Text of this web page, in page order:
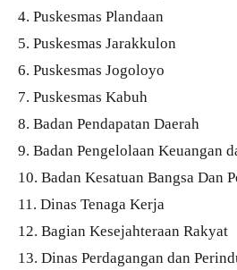
4. Puskesmas Plandaan
5. Puskesmas Jarakkulon
6. Puskesmas Jogoloyo
7. Puskesmas Kabuh
8. Badan Pendapatan Daerah
9. Badan Pengelolaan Keuangan
10. Badan Kesatuan Bangsa Dan
11. Dinas Tenaga Kerja
12. Bagian Kesejahteraan Rakyat
13. Dinas Perdagangan dan